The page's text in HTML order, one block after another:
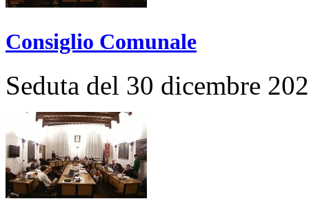
Consiglio Comunale
Seduta del 30 dicembre